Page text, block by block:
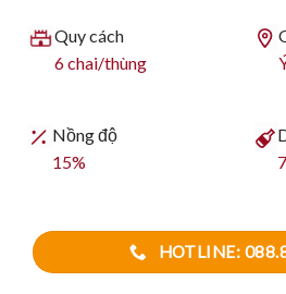
Quy cách
6 chai/thùng
Nồng độ
15%
HOTLINE: